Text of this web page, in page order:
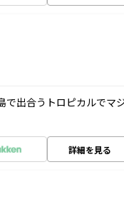
で出合うトロピカルでマ
詳細を見る